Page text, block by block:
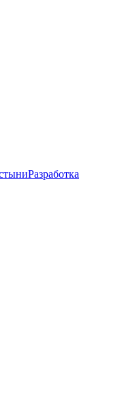
Разработка